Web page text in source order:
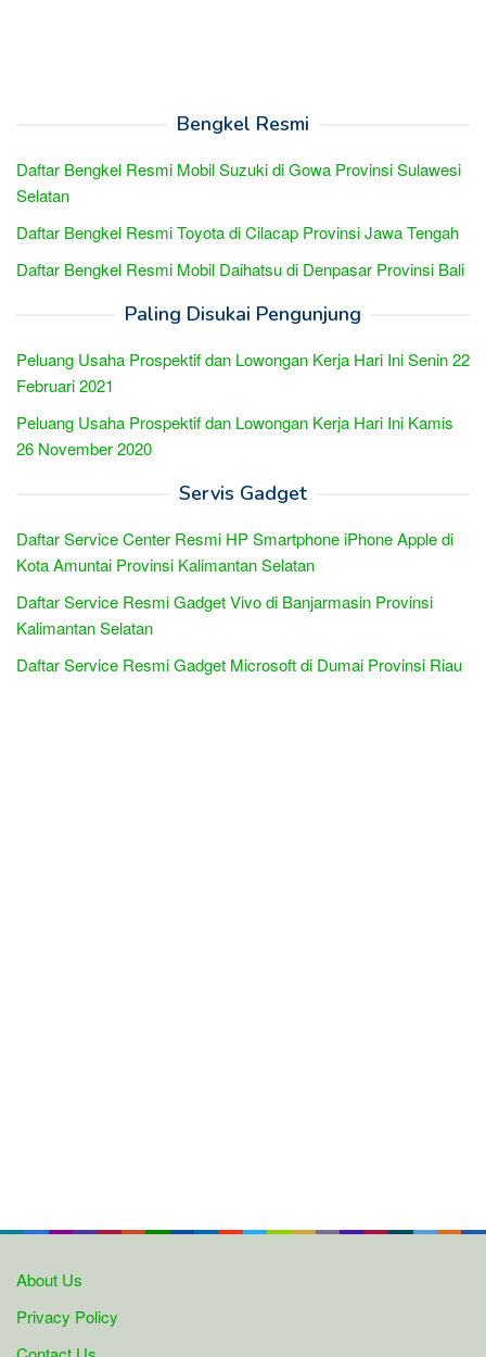
Bengkel Resmi
Daftar Bengkel Resmi Mobil Suzuki di Gowa Provinsi Sulawesi
Selatan
Daftar Bengkel Resmi Toyota di Cilacap Provinsi Jawa Tengah
Daftar Bengkel Resmi Mobil Daihatsu di Denpasar Provinsi Bali
Paling Disukai Pengunjung
Peluang Usaha Prospektif dan Lowongan Kerja Hari Ini Senin 22
Februari 2021
Peluang Usaha Prospektif dan Lowongan Kerja Hari Ini Kamis
26 November 2020
Servis Gadget
Daftar Service Center Resmi HP Smartphone iPhone Apple di
Kota Amuntai Provinsi Kalimantan Selatan
Daftar Service Resmi Gadget Vivo di Banjarmasin Provinsi
Kalimantan Selatan
Daftar Service Resmi Gadget Microsoft di Dumai Provinsi Riau
About Us
Privacy Policy